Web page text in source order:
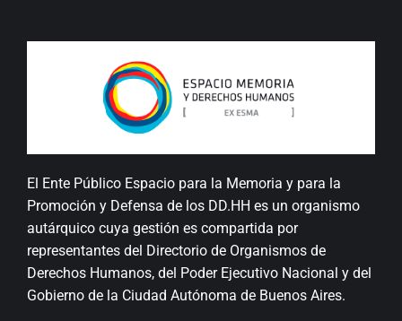
El Ente Público Espacio para la Memoria y para la
Promoción y Defensa de los DD.HH es un organismo
autárquico cuya gestión es compartida por
representantes del Directorio de Organismos de
Derechos Humanos, del Poder Ejecutivo Nacional y del
Gobierno de la Ciudad Autónoma de Buenos Aires.